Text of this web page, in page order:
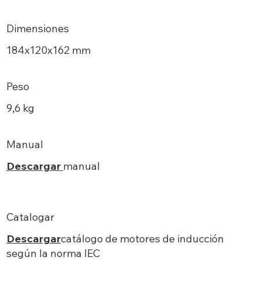
Dimensiones
184х120x162 mm
Peso
9,6 kg
Manual
Descargar manual
Catalogar
Descargarcatálogo de motores de inducción
según la norma IEC